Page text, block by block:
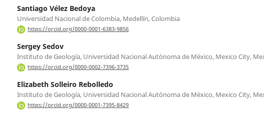
Santiago Vélez Bedoya
Universidad Nacional de Colombia, Medellín, Colombia
https://orcid.org/0000-0001-6383-9856
Sergey Sedov
Instituto de Geología, Universidad Nacional Autónoma de México, Mexico City,
https://orcid.org/0000-0002-7396-3735
Elizabeth Solleiro Rebolledo
Instituto de Geología, Universidad Nacional Autónoma de México, Mexico City,
https://orcid.org/0000-0001-7395-8429